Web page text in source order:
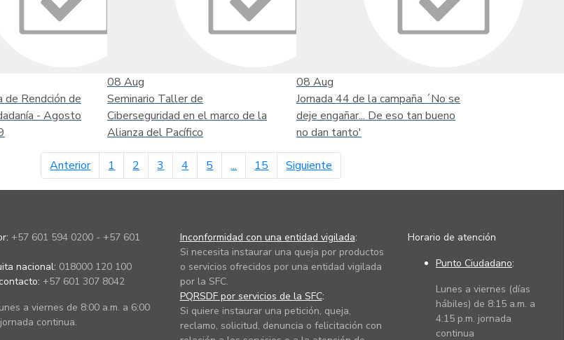
de Rendción de
- Agosto
08 Aug
Seminario Taller de
Ciberseguridad en el marco de la
Alianza del Pacífico
08 Aug
Jornada 44 de la campaña ´No se
deje engañar... De eso tan bueno
no dan tanto'
Anteriorpágina anterior
1 2 3 4 5 ... 15 Siguiente
+57 601 594 0200 - +57 601
nacional: 018000 120 100
+57 601 307 8042
a viernes de 8:00 a.m. a 6:00
continua.
Inconformidad con una entidad vigilada:
Si necesita instaurar una queja por productos
o servicios ofrecidos por una entidad vigilada
por la SFC.
PQRSDF por servicios de la SFC:
Si quiere instaurar una petición, queja,
reclamo, solicitud, denuncia o felicitación con
Horario de atención
Punto Ciudadano:
Lunes a viernes (días
hábiles) de 8:15 a.m. a
4:15 p.m. jornada
continua